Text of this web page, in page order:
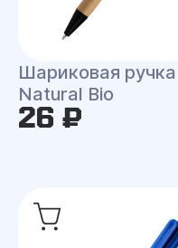
Шариковая ручка
Natural Bio
26 ₽